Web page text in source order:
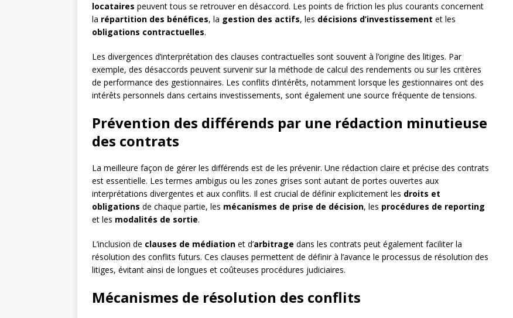
locataires peuvent tous se retrouver en désaccord. Les points de friction les plus courants concernent
la répartition des bénéfices, la gestion des actifs, les décisions d’investissement et les
obligations contractuelles.
Les divergences d’interprétation des clauses contractuelles sont souvent à l’origine des litiges. Par
exemple, des désaccords peuvent survenir sur la méthode de calcul des rendements ou sur les critères
de performance des gestionnaires. Les conflits d’intérêts, notamment lorsque les gestionnaires ont des
intérêts personnels dans certains investissements, sont également une source fréquente de tensions.
Prévention des différends par une rédaction minutieuse
des contrats
La meilleure façon de gérer les différends est de les prévenir. Une rédaction claire et précise des contrats
est essentielle. Les termes ambigus ou les zones grises sont autant de portes ouvertes aux
interprétations divergentes et aux conflits. Il est crucial de définir explicitement les droits et
obligations de chaque partie, les mécanismes de prise de décision, les procédures de reporting
et les modalités de sortie.
L’inclusion de clauses de médiation et d’arbitrage dans les contrats peut également faciliter la
résolution des conflits futurs. Ces clauses permettent de définir à l’avance le processus de résolution des
litiges, évitant ainsi de longues et coûteuses procédures judiciaires.
Mécanismes de résolution des conflits